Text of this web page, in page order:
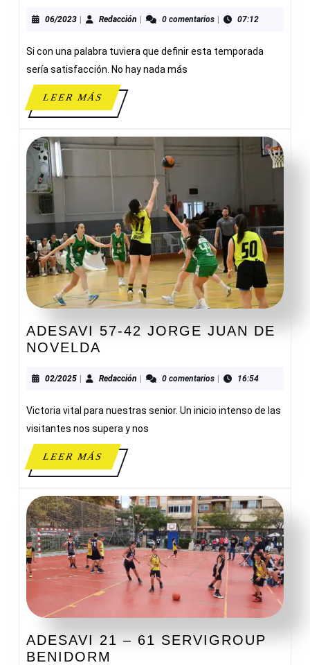
TEMPORADA
F.
06/202306/2023Redacción Redacción0 comentarios 07:12
Si con una palabra tuviera que definir esta temporada
sería satisfacción. No hay nada más
LEER MÁSLEER
MÁS
ADESAVI 57-42 JORGE JUAN DE
NOVELDA
42
JUAN
DE
NOVELDA
02/202502/2025Redacción Redacción0 comentarios 16:54
Victoria vital para nuestras senior. Un inicio intenso de las
visitantes nos supera y nos
LEER MÁSLEER
MÁS
ADESAVI 21 – 61 SERVIGROUP
BENIDORM